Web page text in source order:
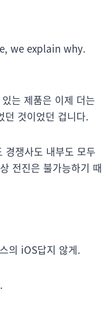
we explain why.
는 제품은 이제 더는
것이었던 겁니다.
경쟁사도 내부도 모두
전진은 불가능하기 때
의 iOS답지 않게.